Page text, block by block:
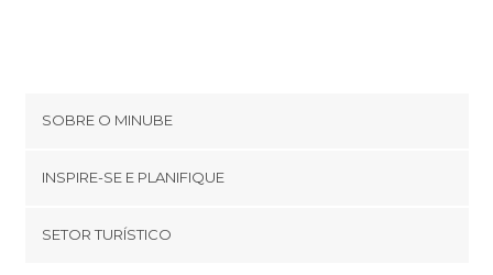
SOBRE O MINUBE
Términos e Condições
INSPIRE-SE E PLANIFIQUE
footer@item_discovertips_anchor
SETOR TURÍSTICO